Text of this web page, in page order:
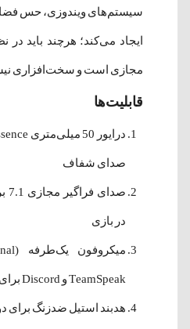
سیستم‌های ویندوزی، حس
ایجاد می‌کند؛ هرچند باید
مجازی است و سخت‌افزاری
قابلیت‌ها
صدای شفاف
در بازی
TeamSpeak و Discord برای مکالمه واضح‌تر
هدبند استیل ضدزنگ برای